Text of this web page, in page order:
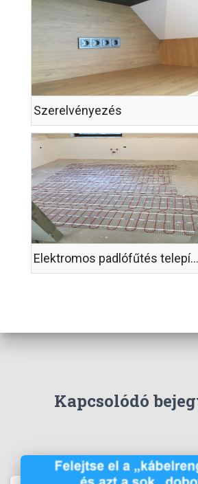
Szerelvényezés
Elektromos padlófűtés telepítése
Kapcsolódó